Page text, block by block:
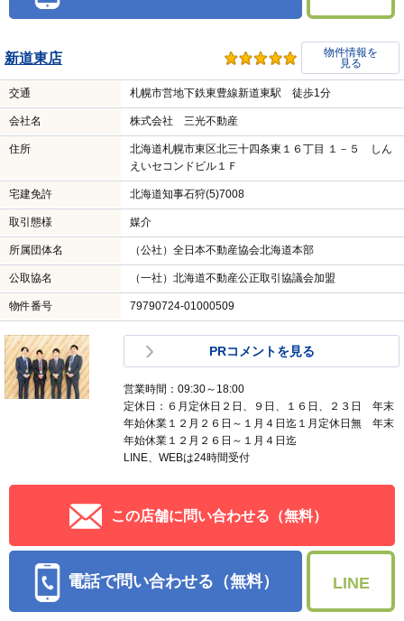
新道東店
物件情報を
見る
交通 札幌市営地下鉄東豊線新道東駅 徒歩1分
会社名 株式会社 三光不動産
住所
北海道札幌市東区北三十四条東１６丁目 １－５ しん
えいセコンドビル１Ｆ
宅建免許 北海道知事石狩(5)7008
取引態様 媒介
所属団体名 （公社）全日本不動産協会北海道本部
公取協名 （一社）北海道不動産公正取引協議会加盟
物件番号 79790724-01000509
PRコメントを見る
営業時間：09:30～18:00
定休日：６月定休日２日、９日、１６日、２３日 年末
年始休業１２月２６日～１月４日迄１月定休日無 年末
年始休業１２月２６日～１月４日迄
LINE、WEBは24時間受付
この店舗に問い合わせる（無料）
電話で問い合わせる（無料） LINE